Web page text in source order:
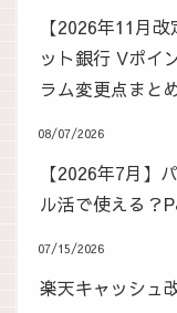
【2026年11月
ット銀行 Vポイ
ラム変更点まと
08/07/2026
【2026年7月】
ル活で使える？
07/15/2026
楽天キャッシュ